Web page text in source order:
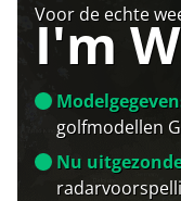
Voor de echte
I'm
golfmodellen
Nu